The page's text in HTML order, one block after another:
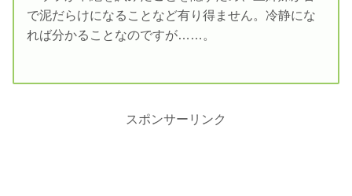
で泥だらけになることなど有り得ません。冷静にな
れば分かることなのですが……。
スポンサーリンク